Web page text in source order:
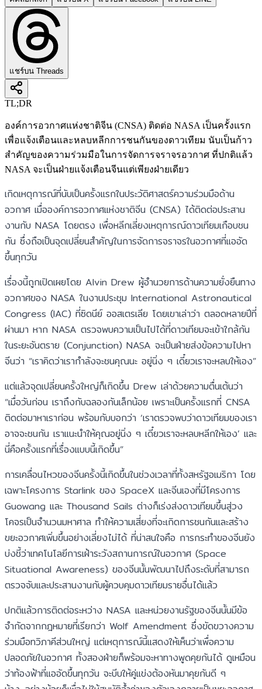
แชร์บน Threads
TL;DR
องค์การอวกาศแห่งชาติจีน (CNSA) ติดต่อ NASA เป็นครั้งแรก
เพื่อแจ้งเตือนและหลบหลีกการชนกันของดาวเทียม นับเป็นก้าว
สำคัญของความร่วมมือในการจัดการจราจรอวกาศ ที่ปกติแล้ว
NASA จะเป็นฝ่ายแจ้งเตือนจีนแต่เพียงฝ่ายเดียว
เกิดเหตุการณ์ที่นับเป็นครั้งแรกในประวัติศาสตร์ความร่วมมือด้าน
อวกาศ เมื่อองค์การอวกาศแห่งชาติจีน (CNSA) ได้ติดต่อประสาน
งานกับ NASA โดยตรง เพื่อหลีกเลี่ยงเหตุการณ์ดาวเทียมเกือบชน
กัน ซึ่งถือเป็นจุดเปลี่ยนสำคัญในการจัดการจราจรในอวกาศที่แออัด
ขึ้นทุกวัน
เรื่องนี้ถูกเปิดเผยโดย Alvin Drew ผู้อำนวยการด้านความยั่งยืนทาง
อวกาศของ NASA ในงานประชุม International Astronautical
Congress (IAC) ที่ซิดนีย์ ออสเตรเลีย โดยเขาเล่าว่า ตลอดหลายปีที่
ผ่านมา หาก NASA ตรวจพบความเป็นไปได้ที่ดาวเทียมจะเข้าใกล้กัน
ในระยะอันตราย (Conjunction) NASA จะเป็นฝ่ายส่งข้อความไปหา
จีนว่า “เราคิดว่าเรากำลังจะชนคุณนะ อยู่นิ่ง ๆ เดี๋ยวเราจะหลบให้เอง”
แต่แล้วจุดเปลี่ยนครั้งใหญ่ก็เกิดขึ้น Drew เล่าด้วยความตื่นเต้นว่า
“เมื่อวันก่อน เราถึงกับฉลองกันเล็กน้อย เพราะเป็นครั้งแรกที่ CNSA
ติดต่อมาหาเราก่อน พร้อมกับบอกว่า ‘เราตรวจพบว่าดาวเทียมของเรา
อาจจะชนกัน เราแนะนำให้คุณอยู่นิ่ง ๆ เดี๋ยวเราจะหลบหลีกให้เอง’ และ
นี่คือครั้งแรกที่เรื่องแบบนี้เกิดขึ้น”
การเคลื่อนไหวของจีนครั้งนี้เกิดขึ้นในช่วงเวลาที่ทั้งสหรัฐอเมริกา โดย
เฉพาะโครงการ Starlink ของ SpaceX และจีนเองที่มีโครงการ
Guowang และ Thousand Sails ต่างก็เร่งส่งดาวเทียมขึ้นสู่วง
โคจรเป็นจำนวนมหาศาล ทำให้ความเสี่ยงที่จะเกิดการชนกันและสร้าง
ขยะอวกาศเพิ่มขึ้นอย่างเลี่ยงไม่ได้ ที่น่าสนใจคือ การกระทำของจีนยัง
บ่งชี้ว่าเทคโนโลยีการเฝ้าระวังสถานการณ์ในอวกาศ (Space
Situational Awareness) ของจีนนั้นพัฒนาไปถึงระดับที่สามารถ
ตรวจจับและประสานงานกับผู้ควบคุมดาวเทียมรายอื่นได้แล้ว
ปกติแล้วการติดต่อระหว่าง NASA และหน่วยงานรัฐของจีนนั้นมีข้อ
จำกัดจากกฎหมายที่เรียกว่า Wolf Amendment ซึ่งขัดขวางความ
ร่วมมือทวิภาคีส่วนใหญ่ แต่เหตุการณ์นี้แสดงให้เห็นว่าเพื่อความ
ปลอดภัยในอวกาศ ทั้งสองฝ่ายก็พร้อมจะหาทางพูดคุยกันได้ ดูเหมือน
ว่าท้องฟ้าที่แออัดขึ้นทุกวัน จะบีบให้คู่แข่งต้องหันมาคุยกันดี ๆ